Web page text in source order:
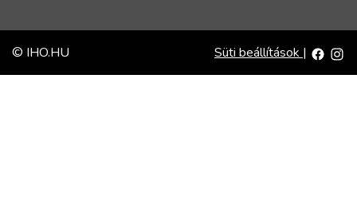
© IHO.HU Süti beállítások|